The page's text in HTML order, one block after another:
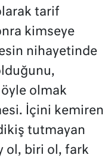
tarif
kimseye
nihayetinde
öyle olmak
İçini kemiren
tutmayan
ol, biri ol, fark